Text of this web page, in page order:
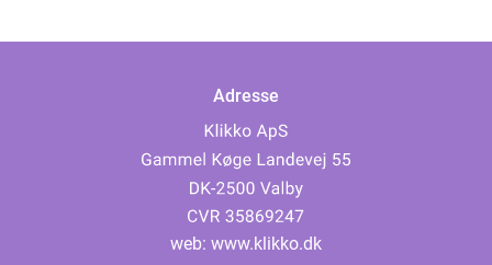
Adresse
web: www.klikko.dk